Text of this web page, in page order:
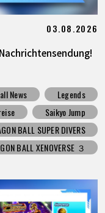
03.08.2026
News
Legends
Saikyo Jump
BALL SUPER DIVERS
BALL XENOVERSE ３